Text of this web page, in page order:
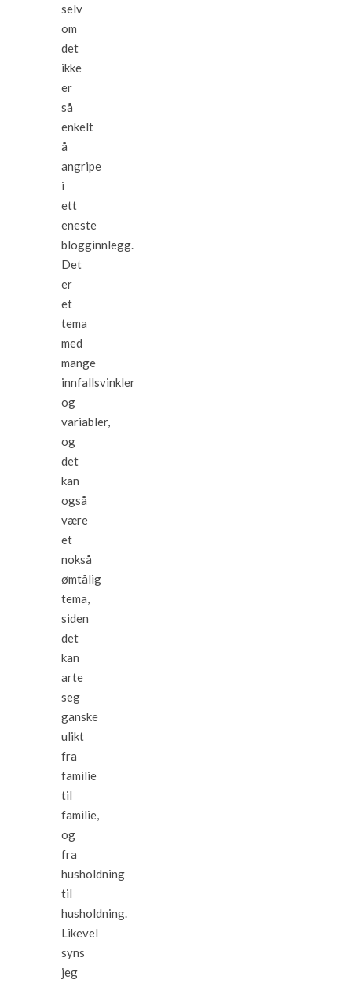
selv
om
det
ikke
er
så
enkelt
å
angripe
i
ett
eneste
blogginnlegg.
Det
er
et
tema
med
mange
innfallsvinkler
og
variabler,
og
det
kan
også
være
et
nokså
ømtålig
tema,
siden
det
kan
arte
seg
ganske
ulikt
fra
familie
til
familie,
og
fra
husholdning
til
husholdning.
Likevel
syns
jeg